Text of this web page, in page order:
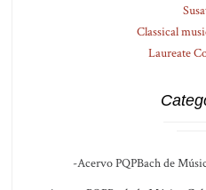
Classical
Laureate
-Acervo PQPBach de